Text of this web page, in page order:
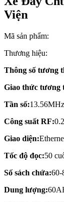
Viện
Mã sản phẩm:
Thương hiệu:
Thông số tương
Giao thức tương
Tần số:13.56MHz
Công suất RF:
Giao diện:
Tốc độ đọc:50
Số sách chứa:60-
Dung lượng: